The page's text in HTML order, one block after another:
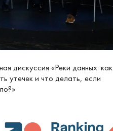
дискуссия «Реки данных: как
утечек и что делать, если